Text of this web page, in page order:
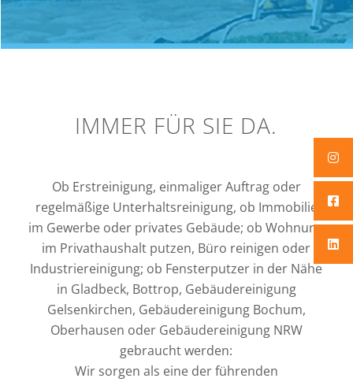
IMMER FÜR SIE DA.
Ob Erstreinigung, einmaliger Auftrag oder
regelmäßige Unterhaltsreinigung, ob Immobilie
im Gewerbe oder privates Gebäude; ob Wohnung
im Privathaushalt putzen, Büro reinigen oder
Industriereinigung; ob Fensterputzer in der Nähe
in Gladbeck, Bottrop, Gebäudereinigung
Gelsenkirchen, Gebäudereinigung Bochum,
Oberhausen oder Gebäudereinigung NRW
gebraucht werden:
Wir sorgen als eine der führenden